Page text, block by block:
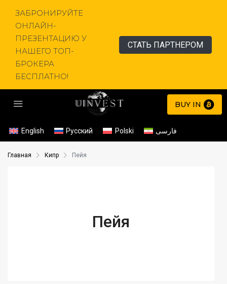
ЗАБРОНИРУЙТЕ
ОНЛАЙН-
ПРЕЗЕНТАЦИЮ У
НАШЕГО ТОП-
БРОКЕРА
БЕСПЛАТНО!
СТАТЬ ПАРТНЕРОМ
BUY IN
English Русский Polski فارسی
Главная Кипр Пейя
Пейя